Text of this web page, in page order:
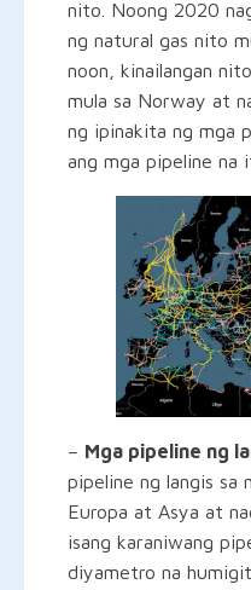
nito. Noong 2020
ng natural gas nito
noon, kinailangan
mula sa Norway at
ng ipinakita ng mga
ang mga pipeline na
– Mga pipeline ng
pipeline ng langis sa
Europa at Asya at
isang karaniwang
diyametro na